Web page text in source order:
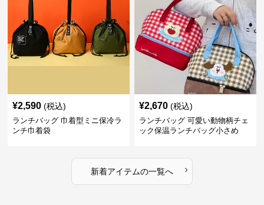
¥2,590 (税込)
ランチバッグ 巾着型ミニ保冷ラ
ンチ巾着袋
¥2,670 (税込)
ランチバッグ 可愛い動物柄チェ
ック保温ランチバッグ小さめ
新着アイテムの一覧へ ›